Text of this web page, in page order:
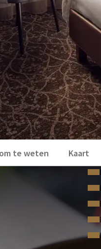
HOTEL
te weten Kaart